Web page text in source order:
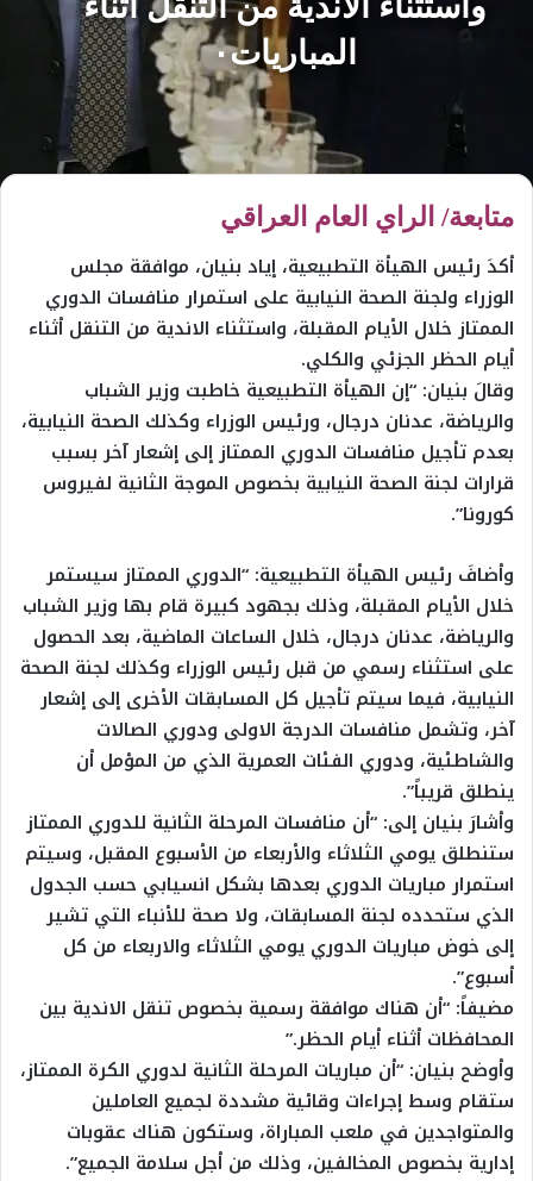
المباريات٠
متابعة/ الراي العام العراقي
أكدَ رئيس الهيأة التطبيعية، إياد بنيان، موافقة مجلس
الوزراء ولجنة الصحة النيابية على استمرار منافسات الدوري
الممتاز خلال الأيام المقبلة، واستثناء الاندية من التنقل أثناء
أيام الحظر الجزئي والكلي.
وقالَ بنيان: “إن الهيأة التطبيعية خاطبت وزير الشباب
والرياضة، عدنان درجال، ورئيس الوزراء وكذلك الصحة النيابية،
بعدم تأجيل منافسات الدوري الممتاز إلى إشعار آخر بسبب
قرارات لجنة الصحة النيابية بخصوص الموجة الثانية لفيروس
كورونا”.
وأضافَ رئيس الهيأة التطبيعية: “الدوري الممتاز سيستمر
خلال الأيام المقبلة، وذلك بجهود كبيرة قام بها وزير الشباب
والرياضة، عدنان درجال، خلال الساعات الماضية، بعد الحصول
على استثناء رسمي من قبل رئيس الوزراء وكذلك لجنة الصحة
النيابية، فيما سيتم تأجيل كل المسابقات الأخرى إلى إشعار
آخر، وتشمل منافسات الدرجة الاولى ودوري الصالات
والشاطئية، ودوري الفئات العمرية الذي من المؤمل أن
ينطلق قريباً”.
وأشارَ بنيان إلى: “أن منافسات المرحلة الثانية للدوري الممتاز
ستنطلق يومي الثلاثاء والأربعاء من الأسبوع المقبل، وسيتم
استمرار مباريات الدوري بعدها بشكل انسيابي حسب الجدول
الذي ستحدده لجنة المسابقات، ولا صحة للأنباء التي تشير
إلى خوض مباريات الدوري يومي الثلاثاء والاربعاء من كل
أسبوع”.
مضيفاً: “أن هناك موافقة رسمية بخصوص تنقل الاندية بين
المحافظات أثناء أيام الحظر.”
وأوضح بنيان: “أن مباريات المرحلة الثانية لدوري الكرة الممتاز،
ستقام وسط إجراءات وقائية مشددة لجميع العاملين
والمتواجدين في ملعب المباراة، وستكون هناك عقوبات
إدارية بخصوص المخالفين، وذلك من أجل سلامة الجميع”.